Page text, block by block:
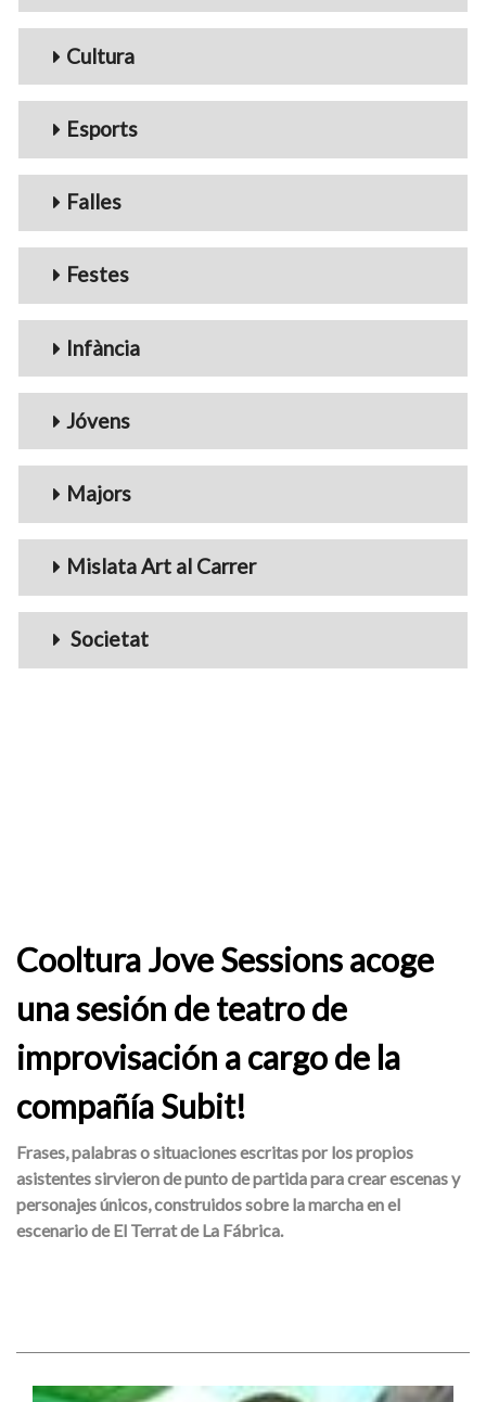
Cultura
Esports
Falles
Festes
Infància
Jóvens
Majors
Mislata Art al Carrer
Societat
Cooltura Jove Sessions acoge
una sesión de teatro de
improvisación a cargo de la
compañía Subit!
Frases, palabras o situaciones escritas por los propios
asistentes sirvieron de punto de partida para crear escenas y
personajes únicos, construidos sobre la marcha en el
escenario de El Terrat de La Fábrica.